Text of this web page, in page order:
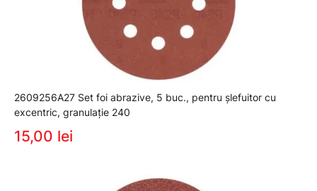
2609256A27 Set foi abrazive, 5 buc., pentru şlefuitor cu
excentric, granulaţie 240
15,00 lei